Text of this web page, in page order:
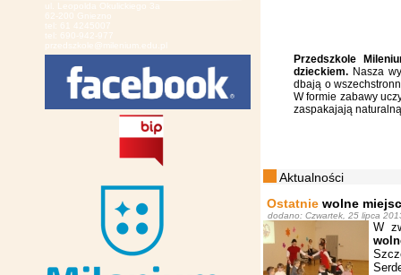
ul. Leopolda Okulickiego 3a
62-200 Gniezno
tel: 61 4245007
tel: 690-942-977
przedszkole@milenium.edu.pl
Przedszkole
dzieckiem. Nasza
dbają o
W formie zabawy
zaspakajają
Aktualności
Ostatnie wolne
dodano: Czwartek, 25 lipca
W